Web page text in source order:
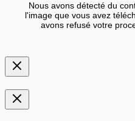
Nous avons détecté du
l'image que vous avez
avons refusé votre